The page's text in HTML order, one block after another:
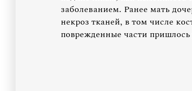
заболеванием. Ранее мать
некроз тканей, в том числе
поврежденные части